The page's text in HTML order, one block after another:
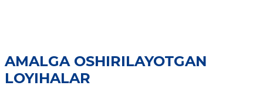
AMALGA OSHIRILAYOTGAN
LOYIHALAR